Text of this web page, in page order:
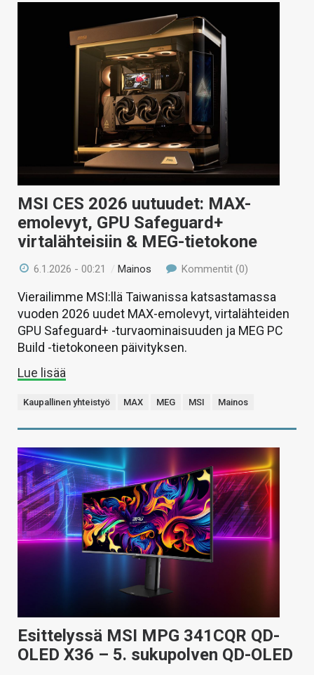
MSI CES 2026 uutuudet: MAX-
emolevyt, GPU Safeguard+
virtalähteisiin & MEG-tietokone
6.1.2026 - 00:21 /Mainos Kommentit (0)
Vierailimme MSI:llä Taiwanissa katsastamassa
vuoden 2026 uudet MAX-emolevyt, virtalähteiden
GPU Safeguard+ -turvaominaisuuden ja MEG PC
Build -tietokoneen päivityksen.
Lue lisää
Kaupallinen yhteistyö MAX MEG MSI Mainos
Esittelyssä MSI MPG 341CQR QD-
OLED X36 – 5. sukupolven QD-OLED